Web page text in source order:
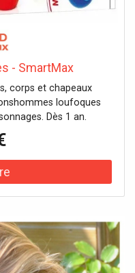
- SmartMax
corps et chapeaux
loufoques
Dès 1 an.